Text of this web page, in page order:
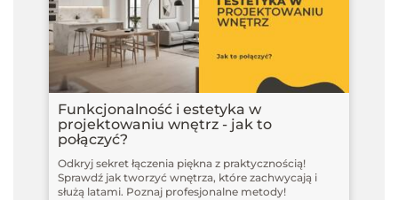
Funkcjonalność i estetyka w
projektowaniu wnętrz - jak to
połączyć?
Odkryj sekret łączenia piękna z praktycznością!
Sprawdź jak tworzyć wnętrza, które zachwycają i
służą latami. Poznaj profesjonalne metody!